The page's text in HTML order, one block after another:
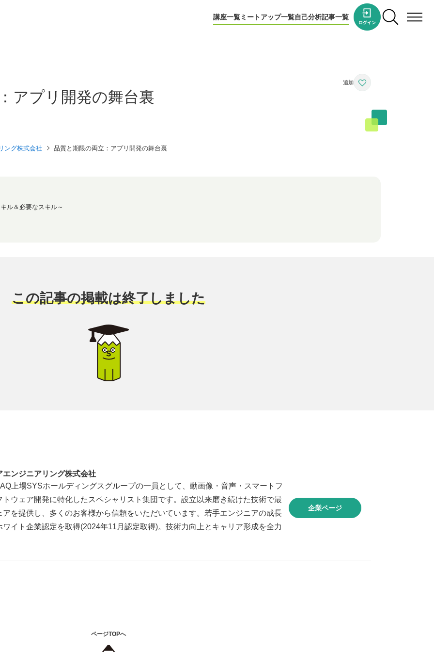
講座一覧ミートアップ一覧自己分析記事一覧
アプリ開発の舞台裏
ング株式会社 品質と期限の両立：アプリ開発の舞台裏
ル＆必要なスキル～
この記事の掲載は終了しました
エンジニアリング株式会社
上場SYSホールディングスグループの一員として、動画像・音声・スマートフ
トウェア開発に特化したスペシャリスト集団です。設立以来磨き続けた技術で最
アを提供し、多くのお客様から信頼をいただいています。若手エンジニアの成長
イト企業認定を取得(2024年11月認定取得)。技術力向上とキャリア形成を全力
企業ページ
ページTOPへ